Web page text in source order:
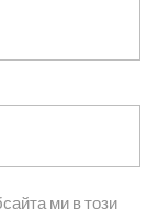
ми в този